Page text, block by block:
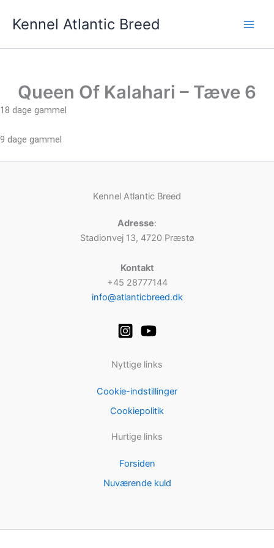
Kennel Atlantic Breed
Queen Of Kalahari – Tæve 6
18 dage gammel
9 dage gammel
Kennel Atlantic Breed
Adresse:
Stadionvej 13, 4720 Præstø
Kontakt
+45 28777144
info@atlanticbreed.dk
Nyttige links
Cookie-indstillinger
Cookiepolitik
Hurtige links
Forsiden
Nuværende kuld